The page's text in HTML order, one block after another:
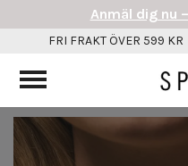
Anmäl dig nu
FRI FRAKT ÖVER 599 KR